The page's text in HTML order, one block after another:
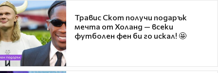
Травис Скот получи подарък
мечта от Холанд — всеки
футболен фен би го искал! 🤩